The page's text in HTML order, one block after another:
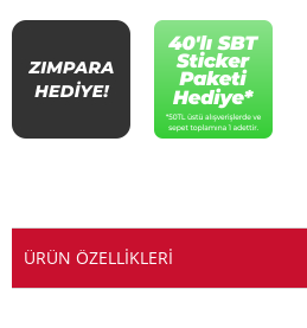
ÜRÜN ÖZELLIKLERI